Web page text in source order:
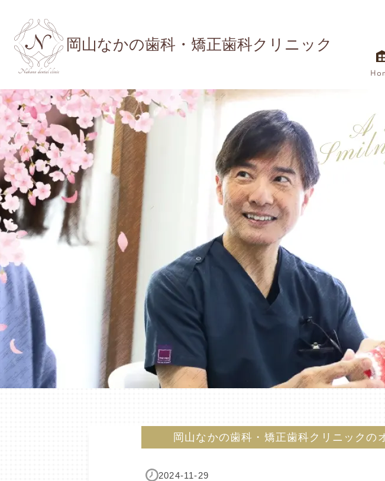
岡山なかの歯科・矯正歯科クリニック
岡山なかの歯科・矯正歯科クリニックの
2024-11-29